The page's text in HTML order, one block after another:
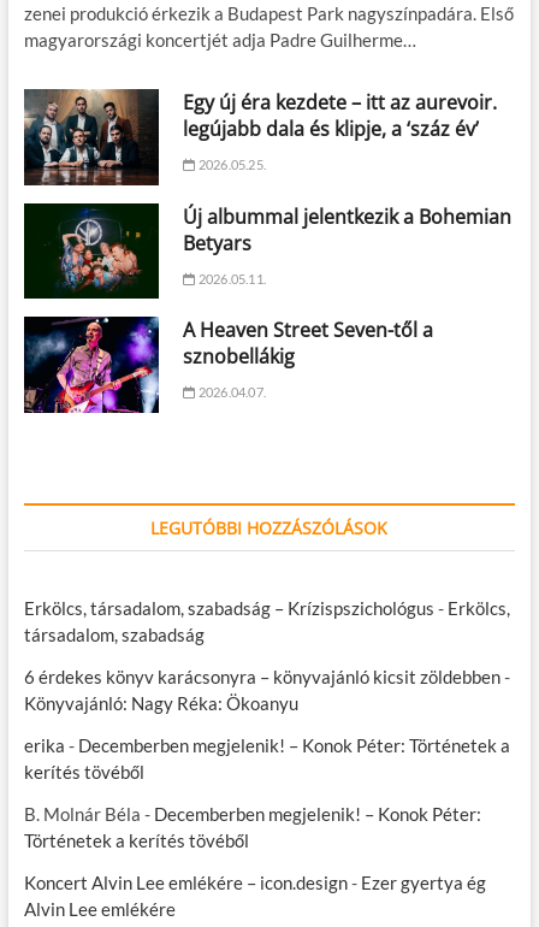
zenei produkció érkezik a Budapest Park nagyszínpadára. Első
magyarországi koncertjét adja Padre Guilherme…
Egy új éra kezdete – itt az aurevoir.
legújabb dala és klipje, a ‘száz év’
2026.05.25.
Új albummal jelentkezik a Bohemian
Betyars
2026.05.11.
A Heaven Street Seven-től a
sznobellákig
2026.04.07.
LEGUTÓBBI HOZZÁSZÓLÁSOK
Erkölcs, társadalom, szabadság – Krízispszichológus - Erkölcs,
társadalom, szabadság
6 érdekes könyv karácsonyra – könyvajánló kicsit zöldebben-
Könyvajánló: Nagy Réka: Ökoanyu
erika - Decemberben megjelenik! – Konok Péter: Történetek a
kerítés tövéből
B. Molnár Béla - Decemberben megjelenik! – Konok Péter:
Történetek a kerítés tövéből
Koncert Alvin Lee emlékére – icon.design- Ezer gyertya ég
Alvin Lee emlékére